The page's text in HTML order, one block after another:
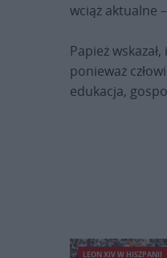
wciąż aktualne
Papież
ponieważ
edukacja,
LEON XIV W HISZPANII